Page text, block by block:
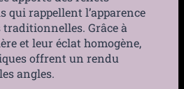
qui rappellent l’apparence
traditionnelles. Grâce à
et leur éclat homogène,
offrent un rendu
angles.